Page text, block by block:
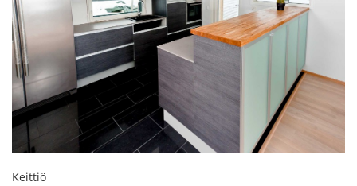
Keittiö